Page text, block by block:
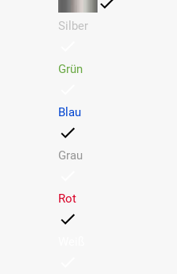
Silber
Grün
Blau
Grau
Rot